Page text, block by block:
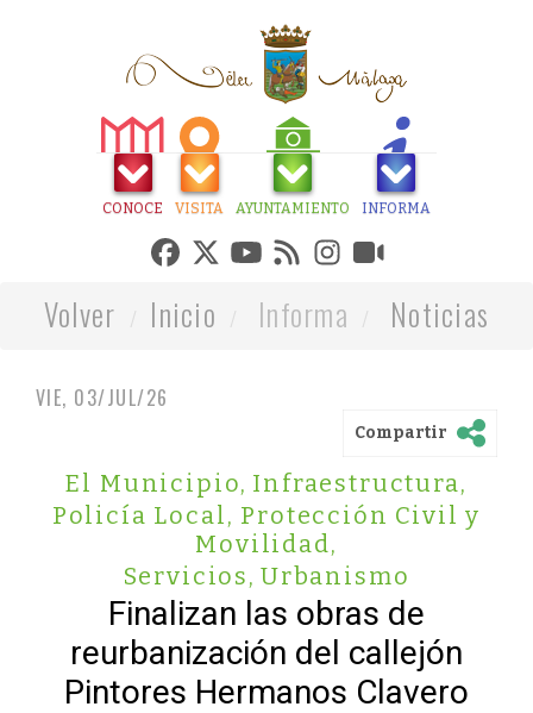
CONOCE VISITA AYUNTAMIENTO INFORMA
Volver Inicio Informa Noticias
VIE, 03/JUL/26
Compartir
El Municipio, Infraestructura,
Policía Local, Protección Civil y
Movilidad,
Servicios, Urbanismo
Finalizan las obras de
reurbanización del callejón
Pintores Hermanos Clavero